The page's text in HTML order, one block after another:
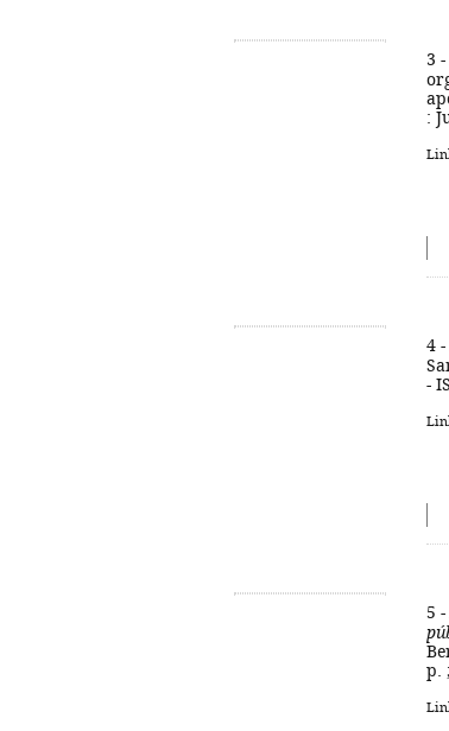
3 -
:
4 -
-
5 -
p.